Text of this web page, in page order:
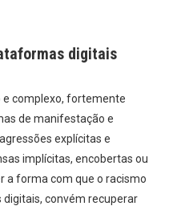
digitais
complexo, fortemente
de manifestação e
explícitas e
implícitas, encobertas ou
a forma com que o racismo
convém recuperar